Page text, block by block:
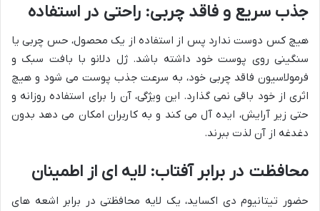
جذب سریع و فاقد چربی: راحتی در استفاده
هیچ کس دوست ندارد پس از استفاده از یک محصول، حس چربی یا
سنگینی روی پوست خود داشته باشد. ژل دلانو با بافت سبک و
فرمولاسیون فاقد چربی خود، به سرعت جذب پوست می شود و هیچ
اثری از خود باقی نمی گذارد. این ویژگی، آن را برای استفاده روزانه و
حتی زیر آرایش، ایده آل می کند و به کاربران امکان می دهد بدون
دغدغه از آن لذت ببرند.
محافظت در برابر آفتاب: لایه ای از اطمینان
حضور تیتانیوم دی اکساید، یک لایه محافظتی در برابر اشعه های